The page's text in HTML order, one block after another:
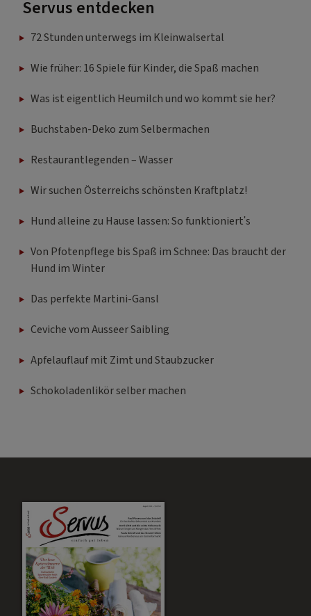
Servus entdecken
72 Stunden unterwegs im Kleinwalsertal
Wie früher: 16 Spiele für Kinder, die Spaß machen
Was ist eigentlich Heumilch und wo kommt sie her?
Buchstaben-Deko zum Selbermachen
Restaurantlegenden – Wasser
Wir suchen Österreichs schönsten Kraftplatz!
Hund alleine zu Hause lassen: So funktioniert's
Von Pfotenpflege bis Spaß im Schnee: Das braucht der
Hund im Winter
Das perfekte Martini-Gansl
Ceviche vom Ausseer Saibling
Apfelauflauf mit Zimt und Staubzucker
Schokoladenlikör selber machen